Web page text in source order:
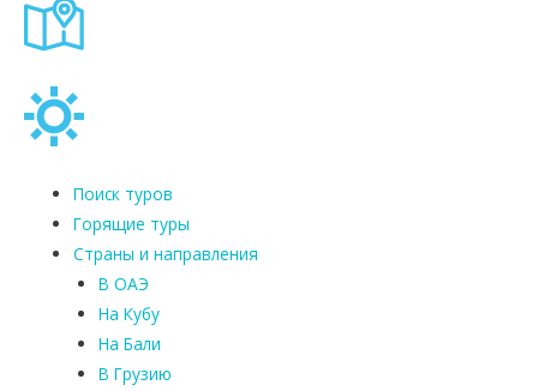
Поиск туров
Горящие туры
Страны и направления
В ОАЭ
На Кубу
На Бали
В Грузию